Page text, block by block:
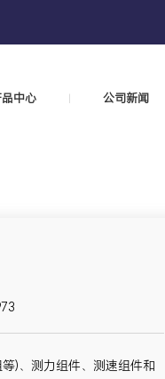
中心 | 公司新闻
)、测力组件、测速组件和